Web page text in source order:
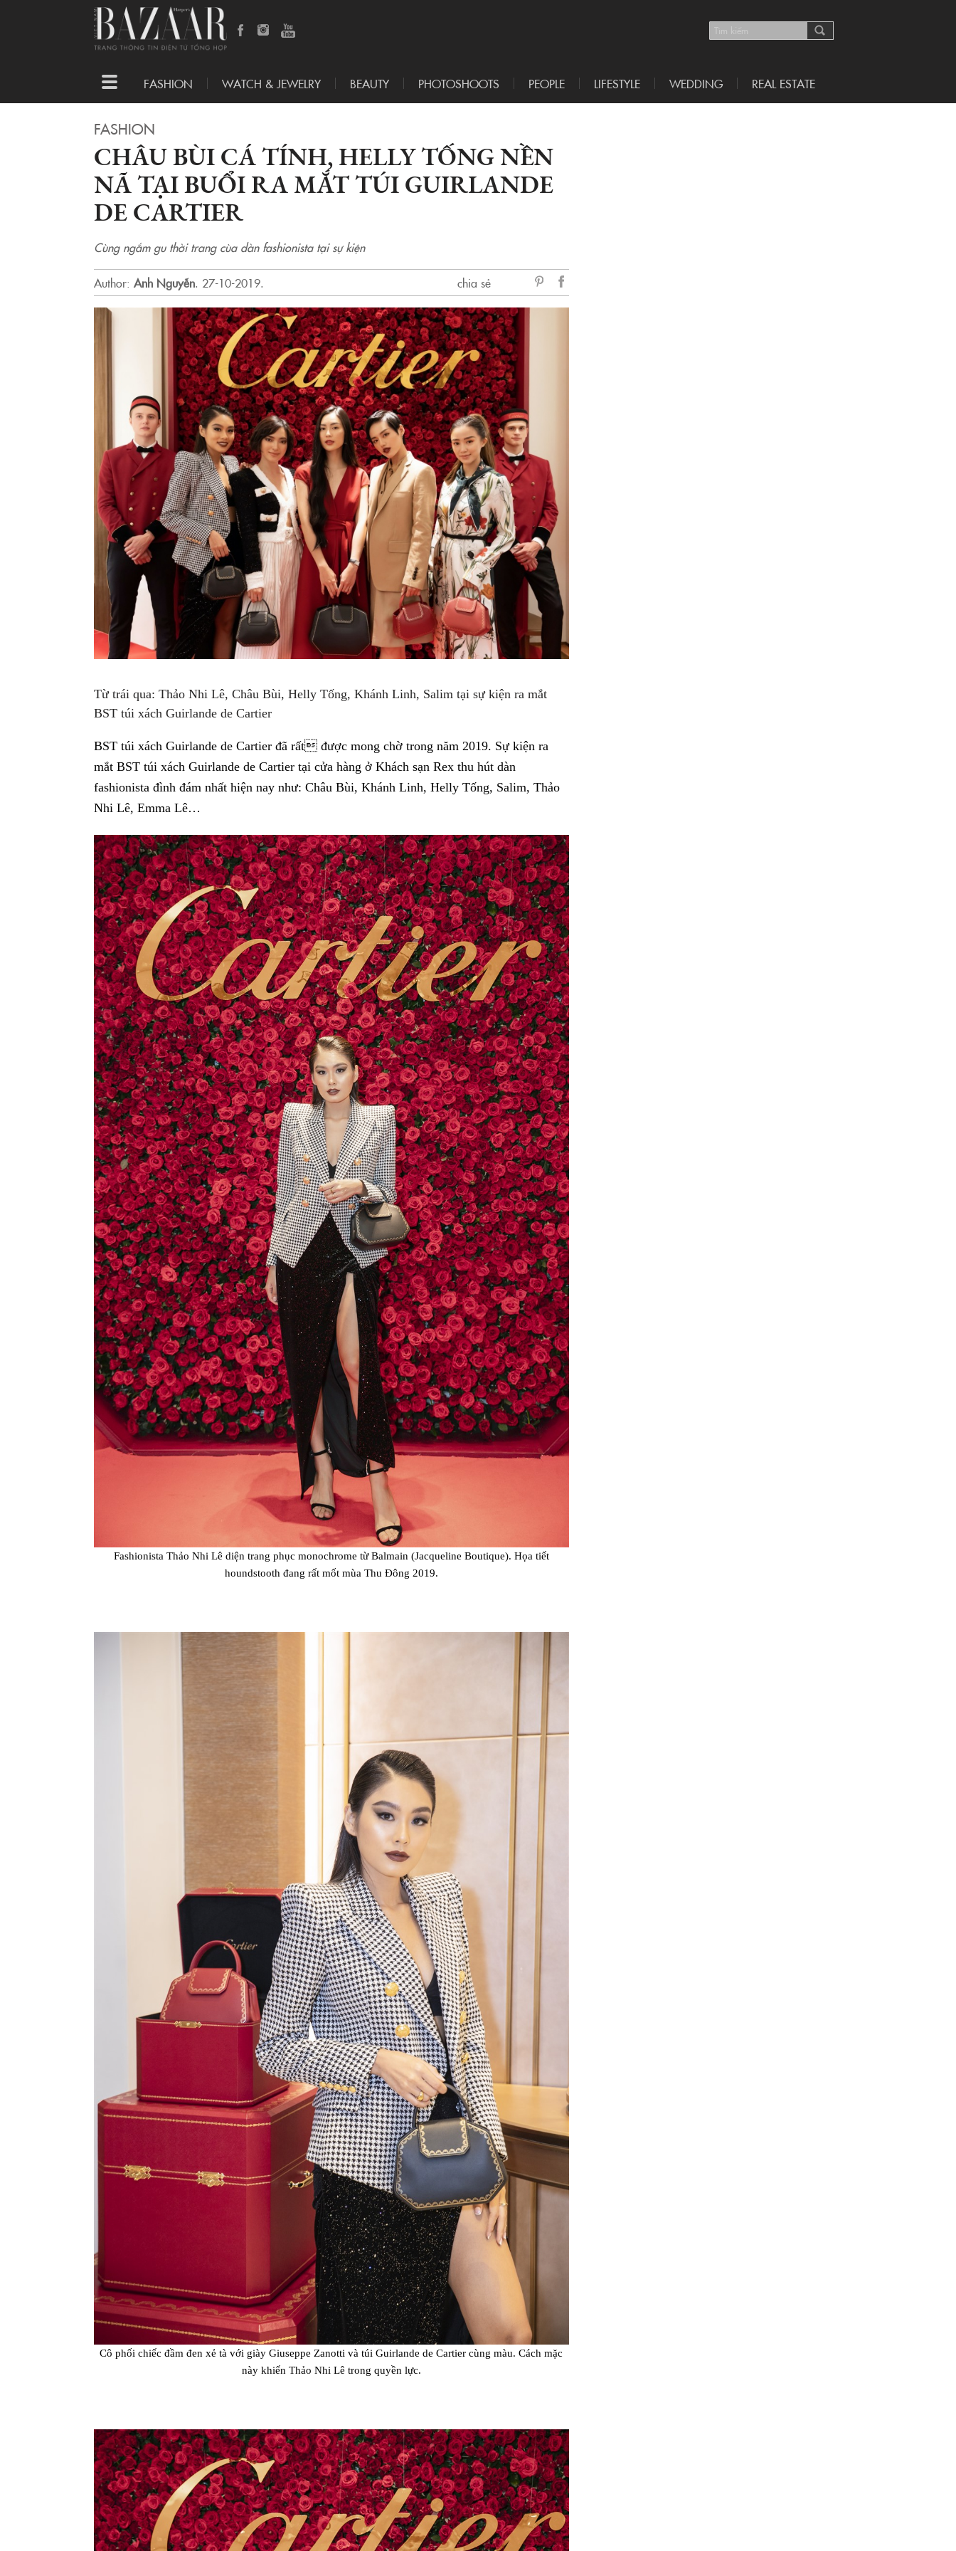
Toggle
navigation
FASHION WATCH & JEWELRY BEAUTY PHOTOSHOOTS PEOPLE LIFESTYLE WEDDING REAL ESTATE
FASHION
CHÂU BÙI CÁ TÍNH, HELLY TỐNG NỀN
NÃ TẠI BUỔI RA MẮT TÚI GUIRLANDE
DE CARTIER
Cùng ngắm gu thời trang cùa dàn fashionista tại sự kiện
Author: Anh Nguyễn. 27-10-2019.
chia sẻ
Từ trái qua: Thảo Nhi Lê, Châu Bùi, Helly Tống, Khánh Linh, Salim tại sự kiện ra mắt
BST túi xách Guirlande de Cartier
BST túi xách Guirlande de Cartier đã rất được mong chờ trong năm 2019. Sự kiện ra
mắt BST túi xách Guirlande de Cartier tại cửa hàng ở Khách sạn Rex thu hút dàn
fashionista đình đám nhất hiện nay như: Châu Bùi, Khánh Linh, Helly Tống, Salim, Thảo
Nhi Lê, Emma Lê…
Fashionista Thảo Nhi Lê diện trang phục monochrome từ Balmain (Jacqueline Boutique). Họa tiết
houndstooth đang rất mốt mùa Thu Đông 2019.
Cô phối chiếc đầm đen xẻ tà với giày Giuseppe Zanotti và túi Guirlande de Cartier cùng màu. Cách mặc
này khiến Thảo Nhi Lê trong quyền lực.